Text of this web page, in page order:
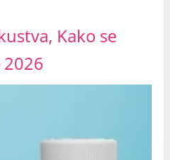
Kako se
2026